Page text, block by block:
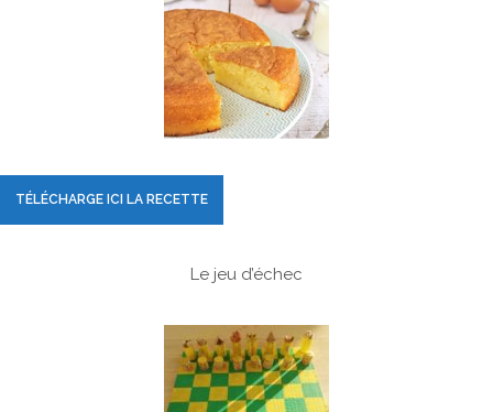
TÉLÉCHARGE ICI LA RECETTE
Le jeu d’échec